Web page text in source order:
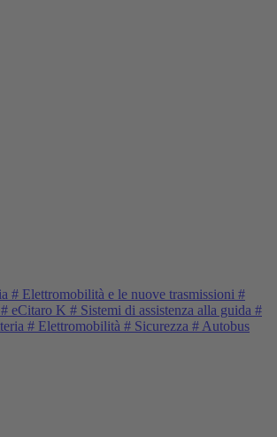
# Elettromobilità e le nuove trasmissioni #
# eCitaro K # Sistemi di assistenza alla guida #
# Elettromobilità # Sicurezza # Autobus